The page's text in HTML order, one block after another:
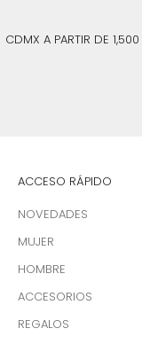
CDMX A PARTIR DE
ACCESO RÁPIDO
NOVEDADES
MUJER
HOMBRE
ACCESORIOS
REGALOS